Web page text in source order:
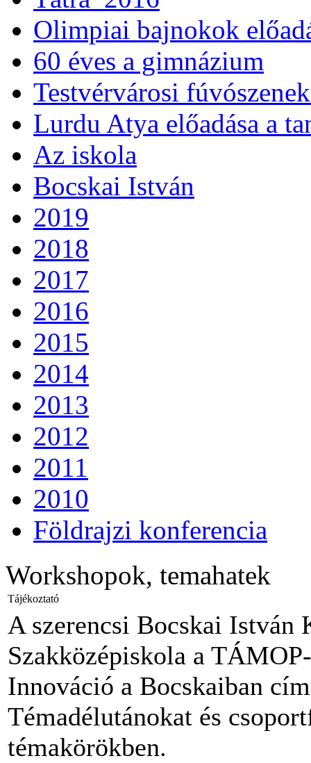
Olimpiai bajnokok
60 éves a gimnázium
Testvérvárosi
Lurdu Atya előadása a
Az iskola
Bocskai István
2019
2018
2017
2016
2015
2014
2013
2012
2011
2010
Földrajzi konferencia
Workshopok, temahatek
Tájékoztató
A szerencsi Bocskai István
Szakközépiskola a
Innováció a Bocskaiban
Témadélutánokat és
témakörökben.